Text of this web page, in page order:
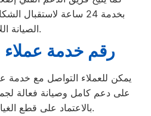
بخدمة 24 ساعة لاستقبال
الصيانة اللازمة.
رقم خدمة عملاء
يمكن للعملاء التواصل مع خدمة
على دعم كامل وصيانة فعالة
بالاعتماد على قطع الغيار الأصلية المتوفرة.